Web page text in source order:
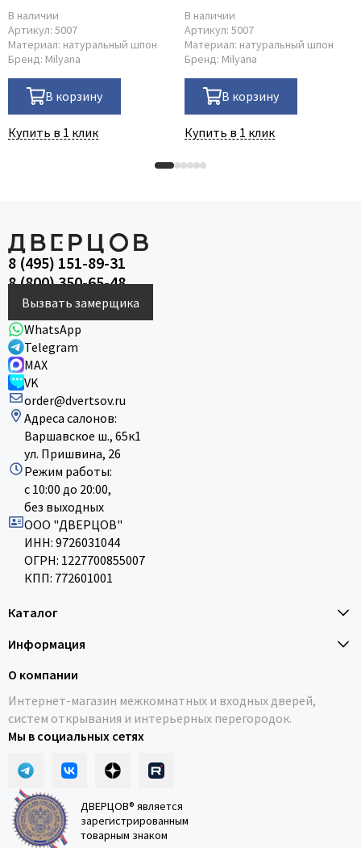
В наличии
Артикул: 5007
Материал: натуральный шпон
Бренд: Milyana
В корзину
Купить в 1 клик
В наличии
Артикул: 5007
Материал: натуральный шпон
Бренд: Milyana
В корзину
Купить в 1 клик
8 (495) 151-89-31
8 (800) 350-65-48
Вызвать замерщика
WhatsApp
Telegram
MAX
VK
order@dvertsov.ru
Адреса салонов:
Варшавское ш., 65к1
ул. Пришвина, 26
Режим работы:
с 10:00 до 20:00,
без выходных
ООО "ДВЕРЦОВ"
ИНН: 9726031044
ОГРН: 1227700855007
КПП: 772601001
Каталог
Информация
О компании
Интернет-магазин межкомнатных и входных дверей,
систем открывания и интерьерных перегородок.
Мы в социальных сетях
ДВЕРЦОВ® является
зарегистрированным
товарным знаком